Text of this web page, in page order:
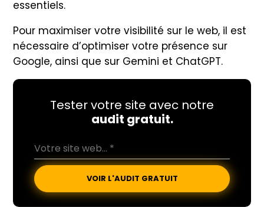
essentiels.
Pour maximiser votre visibilité sur le web, il est
nécessaire d’optimiser votre présence sur
Google, ainsi que sur Gemini et ChatGPT.
Tester votre site avec notre
audit gratuit.
VOIR L'AUDIT GRATUIT